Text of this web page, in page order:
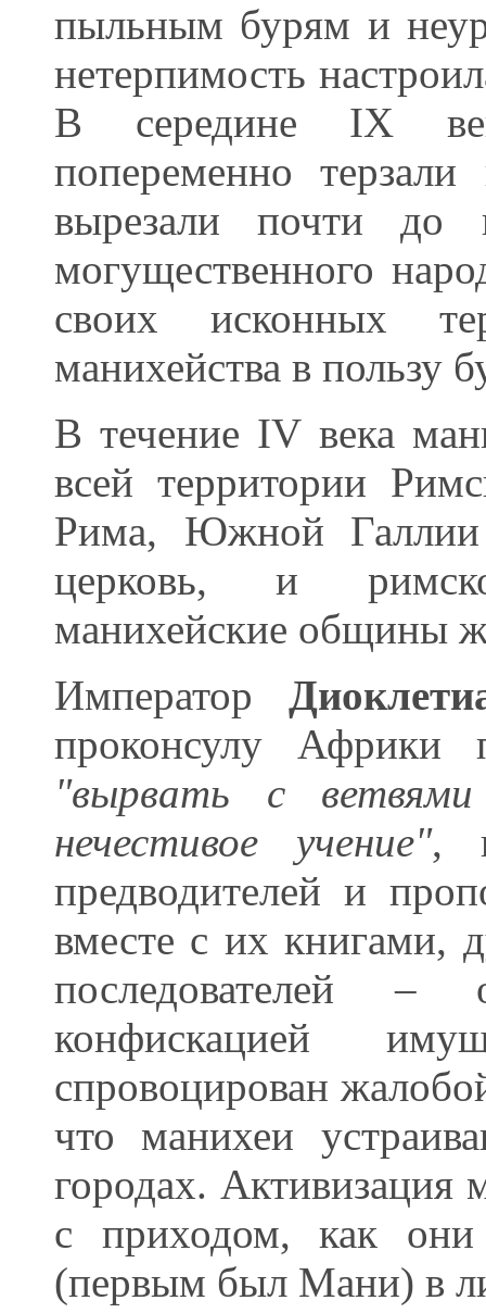
пыльным бурям и
нетерпимость
В середине IX
попеременно
вырезали почти до
могущественного
своих исконных
манихейства в пользу
В течение IV века
всей территории
Рима, Южной Галлии
церковь, и
манихейские общины
Император
проконсулу Африки
"вырвать с
нечестивое учение",
предводителей и
вместе с их книгами,
последователей –
конфискацией
спровоцирован
что манихеи
городах. Активизация
с приходом, как они
(первым был Мани) в